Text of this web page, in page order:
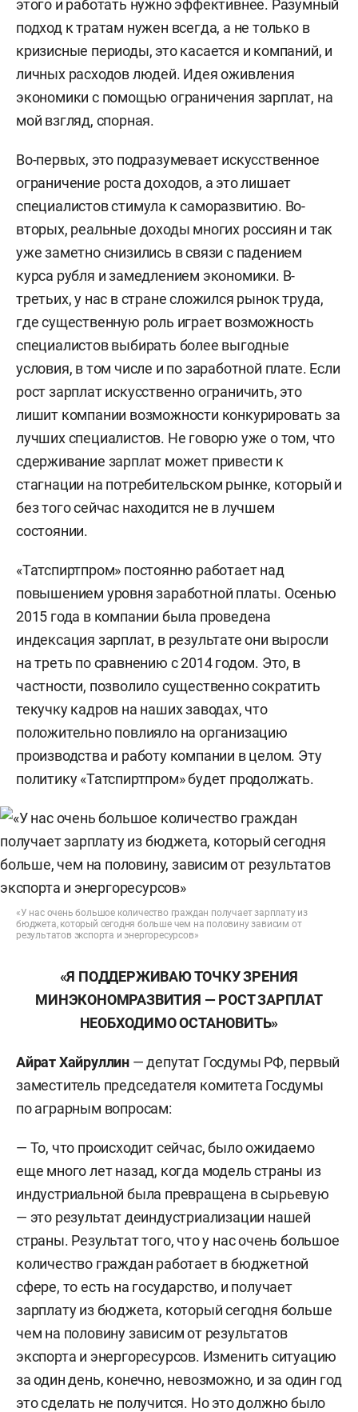
этого и работать нужно эффективнее. Разумный
подход к тратам нужен всегда, а не только в
кризисные периоды, это касается и компаний, и
личных расходов людей. Идея оживления
экономики с помощью ограничения зарплат, на
мой взгляд, спорная.
Во-первых, это подразумевает искусственное
ограничение роста доходов, а это лишает
специалистов стимула к саморазвитию. Во-
вторых, реальные доходы многих россиян и так
уже заметно снизились в связи с падением
курса рубля и замедлением экономики. В-
третьих, у нас в стране сложился рынок труда,
где существенную роль играет возможность
специалистов выбирать более выгодные
условия, в том числе и по заработной плате. Если
рост зарплат искусственно ограничить, это
лишит компании возможности конкурировать за
лучших специалистов. Не говорю уже о том, что
сдерживание зарплат может привести к
стагнации на потребительском рынке, который и
без того сейчас находится не в лучшем
состоянии.
«Татспиртпром» постоянно работает над
повышением уровня заработной платы. Осенью
2015 года в компании была проведена
индексация зарплат, в результате они выросли
на треть по сравнению с 2014 годом. Это, в
частности, позволило существенно сократить
текучку кадров на наших заводах, что
положительно повлияло на организацию
производства и работу компании в целом. Эту
политику «Татспиртпром» будет продолжать.
«У нас очень большое количество граждан получает зарплату из
бюджета, который сегодня больше чем на половину зависим от
результатов экспорта и энергоресурсов»
«Я ПОДДЕРЖИВАЮ ТОЧКУ ЗРЕНИЯ
МИНЭКОНОМРАЗВИТИЯ — РОСТ ЗАРПЛАТ
НЕОБХОДИМО ОСТАНОВИТЬ»
Айрат Хайруллин — депутат Госдумы РФ, первый
заместитель председателя комитета Госдумы
по аграрным вопросам:
— То, что происходит сейчас, было ожидаемо
еще много лет назад, когда модель страны из
индустриальной была превращена в сырьевую
— это результат деиндустриализации нашей
страны. Результат того, что у нас очень большое
количество граждан работает в бюджетной
сфере, то есть на государство, и получает
зарплату из бюджета, который сегодня больше
чем на половину зависим от результатов
экспорта и энергоресурсов. Изменить ситуацию
за один день, конечно, невозможно, и за один год
это сделать не получится. Но это должно было